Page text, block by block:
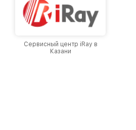
Сервисный центр iRay в
Казани